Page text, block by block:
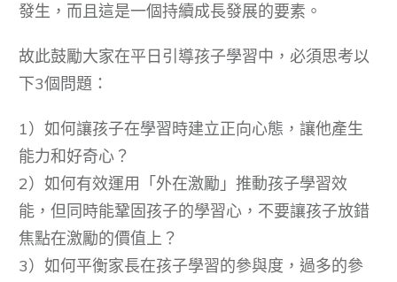
發生，而且這是一個持續成長發展的要素。
故此鼓勵大家在平日引導孩子學習中，必須思考以
下3個問題：
1）如何讓孩子在學習時建立正向心態，讓他產生
能力和好奇心？
2）如何有效運用「外在激勵」推動孩子學習效
能，但同時能鞏固孩子的學習心，不要讓孩子放錯
焦點在激勵的價值上？
3）如何平衡家長在孩子學習的參與度，過多的參